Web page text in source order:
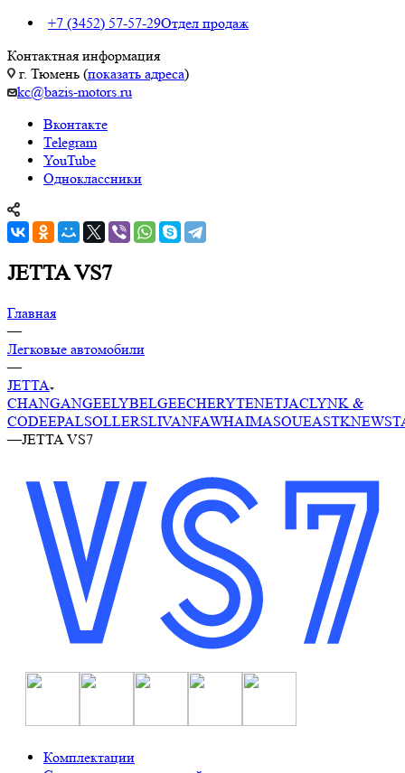
+7 (3452) 57-57-29Отдел продаж
Контактная информация
г. Тюмень (показать адреса)
kc@bazis-motors.ru
Вконтакте
Telegram
YouTube
Одноклассники
JETTA VS7
Главная
—
Легковые автомобили
—
JETTA
CHANGANGEELYBELGEECHERYTENETJACLYNK &
CODEEPALSOLLERSLIVANFAWHAIMASOUEAST
—JETTA VS7
Комплектации